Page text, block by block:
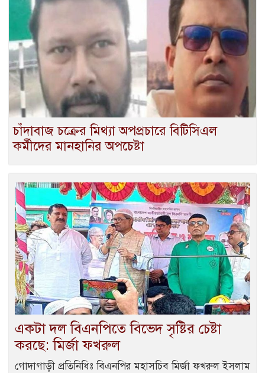
চাঁদাবাজ চক্রের মিথ্যা অপপ্রচারে বিটিসিএল
কর্মীদের মানহানির অপচেষ্টা ‎
একটা দল বিএনপিতে বিভেদ সৃষ্টির চেষ্টা
করছে: মির্জা ফখরুল
গোদাগাড়ী প্রতিনিধিঃ বিএনপির মহাসচিব মির্জা ফখরুল ইসলাম